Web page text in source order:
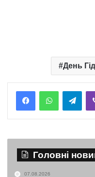
День
Головні
07.08.2026